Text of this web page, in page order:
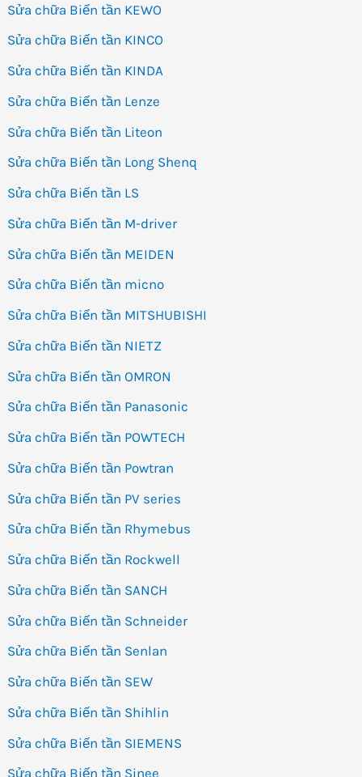
Sửa chữa Biến tần KEWO
Sửa chữa Biến tần KINCO
Sửa chữa Biến tần KINDA
Sửa chữa Biến tần Lenze
Sửa chữa Biến tần Liteon
Sửa chữa Biến tần Long Shenq
Sửa chữa Biến tần LS
Sửa chữa Biến tần M-driver
Sửa chữa Biến tần MEIDEN
Sửa chữa Biến tần micno
Sửa chữa Biến tần MITSHUBISHI
Sửa chữa Biến tần NIETZ
Sửa chữa Biến tần OMRON
Sửa chữa Biến tần Panasonic
Sửa chữa Biến tần POWTECH
Sửa chữa Biến tần Powtran
Sửa chữa Biến tần PV series
Sửa chữa Biến tần Rhymebus
Sửa chữa Biến tần Rockwell
Sửa chữa Biến tần SANCH
Sửa chữa Biến tần Schneider
Sửa chữa Biến tần Senlan
Sửa chữa Biến tần SEW
Sửa chữa Biến tần Shihlin
Sửa chữa Biến tần SIEMENS
Sửa chữa Biến tần Sinee